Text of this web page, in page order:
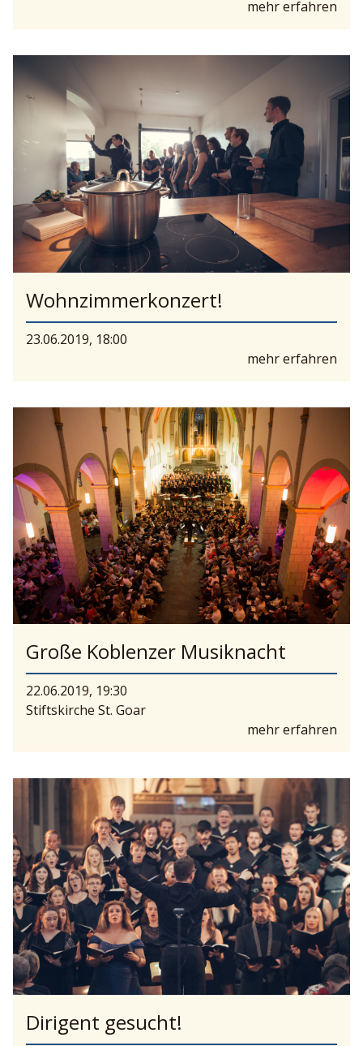
mehr erfahren
Wohnzimmerkonzert!
23.06.2019, 18:00
mehr erfahren
Große Koblenzer Musiknacht
22.06.2019, 19:30
Stiftskirche St. Goar
mehr erfahren
Dirigent gesucht!